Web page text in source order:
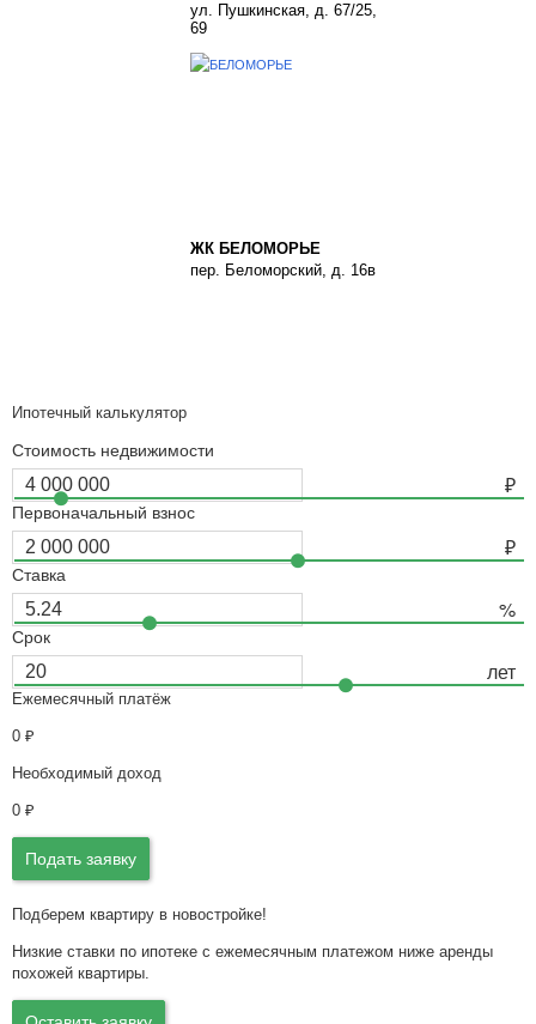
ул. Пушкинская, д. 67/25,
69
ЖК БЕЛОМОРЬЕ
пер. Беломорский, д. 16в
Ипотечный калькулятор
Стоимость недвижимости
Первоначальный взнос
Ставка
Срок
Ежемесячный платёж
0 ₽
Необходимый доход
0 ₽
Подать заявку
Подберем квартиру в новостройке!
Низкие ставки по ипотеке с ежемесячным платежом ниже аренды
похожей квартиры.